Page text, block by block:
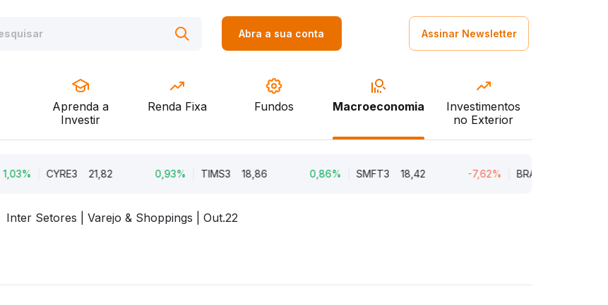
Abra a sua conta Assinar Newsletter
Aprenda a
Investir
Renda Fixa Fundos Macroeconomia
Investimentos
no Exterior
CYRE3 21,82 TIMS3 18,86 SMFT3 18,42 -7,62% BRAV3 18,45
Inter Setores | Varejo & Shoppings | Out.22